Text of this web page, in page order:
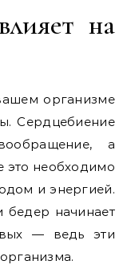
на
организме
Сердцебиение
а
это необходимо
и энергией.
бедер начинает
— ведь эти